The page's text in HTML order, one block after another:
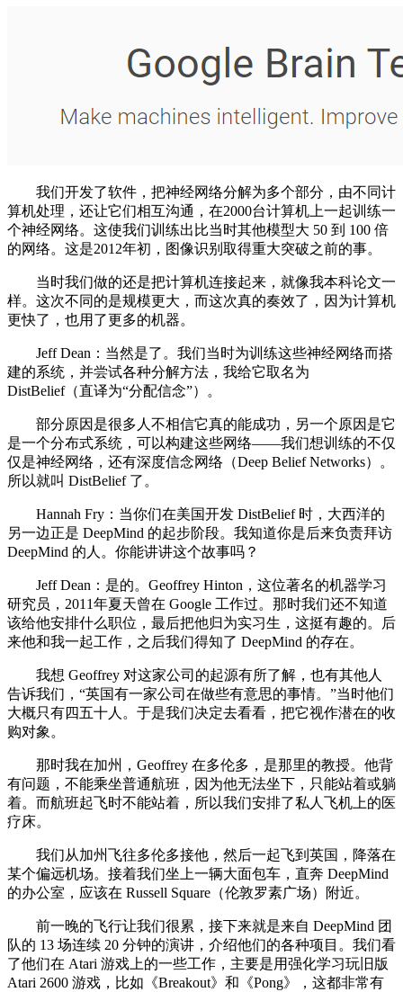
我们开发了软件，把神经网络分解为多个部分，由不同计
算机处理，还让它们相互沟通，在2000台计算机上一起训练一
个神经网络。这使我们训练出比当时其他模型大 50 到 100 倍
的网络。这是2012年初，图像识别取得重大突破之前的事。
当时我们做的还是把计算机连接起来，就像我本科论文一
样。这次不同的是规模更大，而这次真的奏效了，因为计算机
更快了，也用了更多的机器。
Jeff Dean：当然是了。我们当时为训练这些神经网络而搭
建的系统，并尝试各种分解方法，我给它取名为
DistBelief（直译为“分配信念”）。
部分原因是很多人不相信它真的能成功，另一个原因是它
是一个分布式系统，可以构建这些网络——我们想训练的不仅
仅是神经网络，还有深度信念网络（Deep Belief Networks）。
所以就叫 DistBelief 了。
Hannah Fry：当你们在美国开发 DistBelief 时，大西洋的
另一边正是 DeepMind 的起步阶段。我知道你是后来负责拜访
DeepMind 的人。你能讲讲这个故事吗？
Jeff Dean：是的。Geoffrey Hinton，这位著名的机器学习
研究员，2011年夏天曾在 Google 工作过。那时我们还不知道
该给他安排什么职位，最后把他归为实习生，这挺有趣的。后
来他和我一起工作，之后我们得知了 DeepMind 的存在。
我想 Geoffrey 对这家公司的起源有所了解，也有其他人
告诉我们，“英国有一家公司在做些有意思的事情。”当时他们
大概只有四五十人。于是我们决定去看看，把它视作潜在的收
购对象。
那时我在加州，Geoffrey 在多伦多，是那里的教授。他背
有问题，不能乘坐普通航班，因为他无法坐下，只能站着或躺
着。而航班起飞时不能站着，所以我们安排了私人飞机上的医
疗床。
我们从加州飞往多伦多接他，然后一起飞到英国，降落在
某个偏远机场。接着我们坐上一辆大面包车，直奔 DeepMind
的办公室，应该在 Russell Square（伦敦罗素广场）附近。
前一晚的飞行让我们很累，接下来就是来自 DeepMind 团
队的 13 场连续 20 分钟的演讲，介绍他们的各种项目。我们看
了他们在 Atari 游戏上的一些工作，主要是用强化学习玩旧版
Atari 2600 游戏，比如《Breakout》和《Pong》，这都非常有